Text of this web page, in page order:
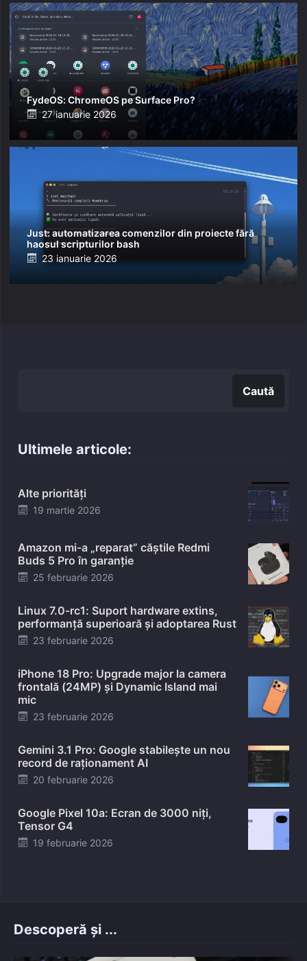
FydeOS: ChromeOS pe Surface Pro?
Posted
on
27 ianuarie 2026
Just: automatizarea comenzilor din proiecte fără
haosul scripturilor bash
Posted
23 ianuarie 2026
Caută
Ultimele articole:
Alte priorități
Posted
19 martie 2026
Amazon mi-a „reparat” căștile Redmi
Buds 5 Pro în garanție
Posted
25 februarie 2026
Linux 7.0-rc1: Suport hardware extins,
performanță superioară și adoptarea Rust
Posted
23 februarie 2026
iPhone 18 Pro: Upgrade major la camera
frontală (24MP) și Dynamic Island mai
mic
Posted
23 februarie 2026
Gemini 3.1 Pro: Google stabilește un nou
record de raționament AI
Posted
20 februarie 2026
Google Pixel 10a: Ecran de 3000 niți,
Tensor G4
Posted
19 februarie 2026
Descoperă și ...